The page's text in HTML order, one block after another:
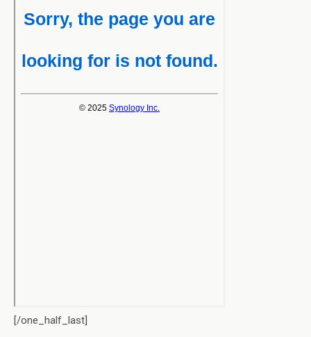
[/one_half_last]